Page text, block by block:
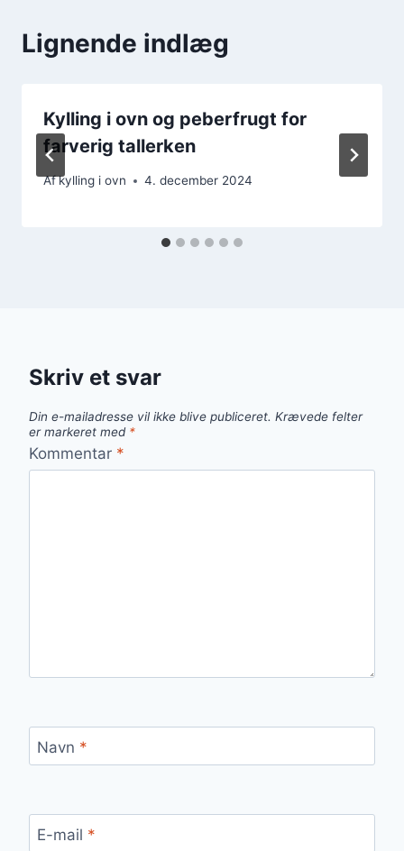
Lignende indlæg
Kylling i ovn og peberfrugt for
farverig tallerken
Afkylling i ovn 4. december 2024
Skriv et svar
Din e-mailadresse vil ikke blive publiceret. Krævede felter
er markeret med *
Kommentar *
Navn *
E-mail *